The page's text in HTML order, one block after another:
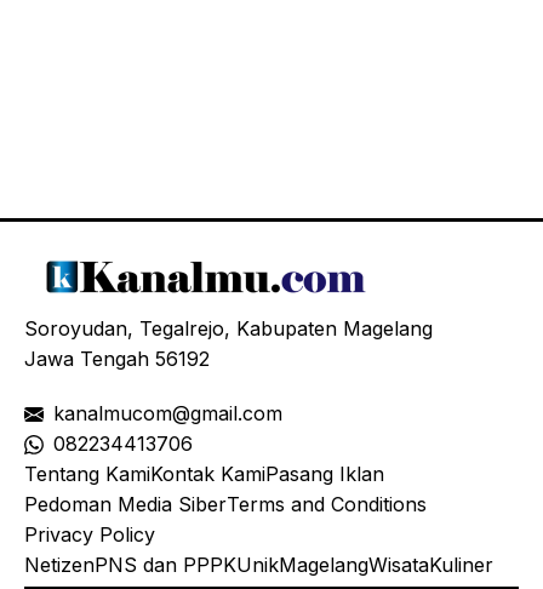
Soroyudan, Tegalrejo, Kabupaten Magelang
Jawa Tengah 56192
kanalmucom@gmail.com
082234413706
Tentang KamiKontak KamiPasang Iklan
Pedoman Media SiberTerms and Conditions
Privacy Policy
NetizenPNS dan PPPKUnikMagelangWisataKuliner